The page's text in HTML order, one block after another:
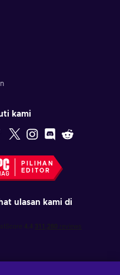
kami
PILIHAN
EDITOR
ulasan kami di